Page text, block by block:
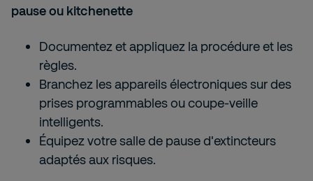
pause ou kitchenette
Documentez et appliquez la procédure et les
règles.
Branchez les appareils électroniques sur des
prises programmables ou coupe-veille
intelligents.
Équipez votre salle de pause d'extincteurs
adaptés aux risques.